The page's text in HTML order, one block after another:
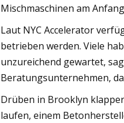
Mischmaschinen am
Laut NYC Accelerator
betrieben werden. Viele
unzureichend gewartet,
Beratungsunternehmen,
Drüben in Brooklyn
laufen, einem